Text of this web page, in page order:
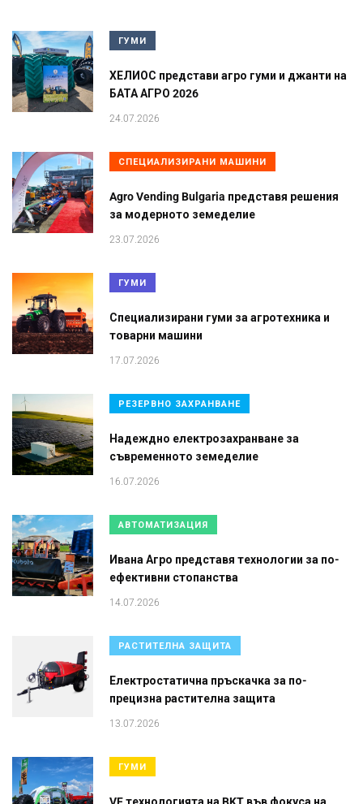
ГУМИ
ХЕЛИОС представи агро гуми и джанти на
БАТА АГРО 2026
24.07.2026
СПЕЦИАЛИЗИРАНИ МАШИНИ
Agro Vending Bulgaria представя решения
за модерното земеделие
23.07.2026
ГУМИ
Специализирани гуми за агротехника и
товарни машини
17.07.2026
РЕЗЕРВНО ЗАХРАНВАНЕ
Надеждно електрозахранване за
съвременното земеделие
16.07.2026
АВТОМАТИЗАЦИЯ
Ивана Агро представя технологии за по-
ефективни стопанства
14.07.2026
РАСТИТЕЛНА ЗАЩИТА
Електростатична пръскачка за по-
прецизна растителна защита
13.07.2026
ГУМИ